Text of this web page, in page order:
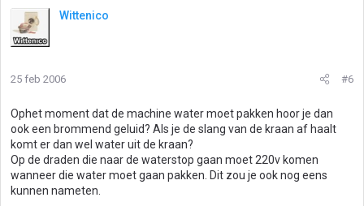
Wittenico
25 feb 2006 #6
Ophet moment dat de machine water moet pakken hoor je dan
ook een brommend geluid? Als je de slang van de kraan af haalt
komt er dan wel water uit de kraan?
Op de draden die naar de waterstop gaan moet 220v komen
wanneer die water moet gaan pakken. Dit zou je ook nog eens
kunnen nameten.